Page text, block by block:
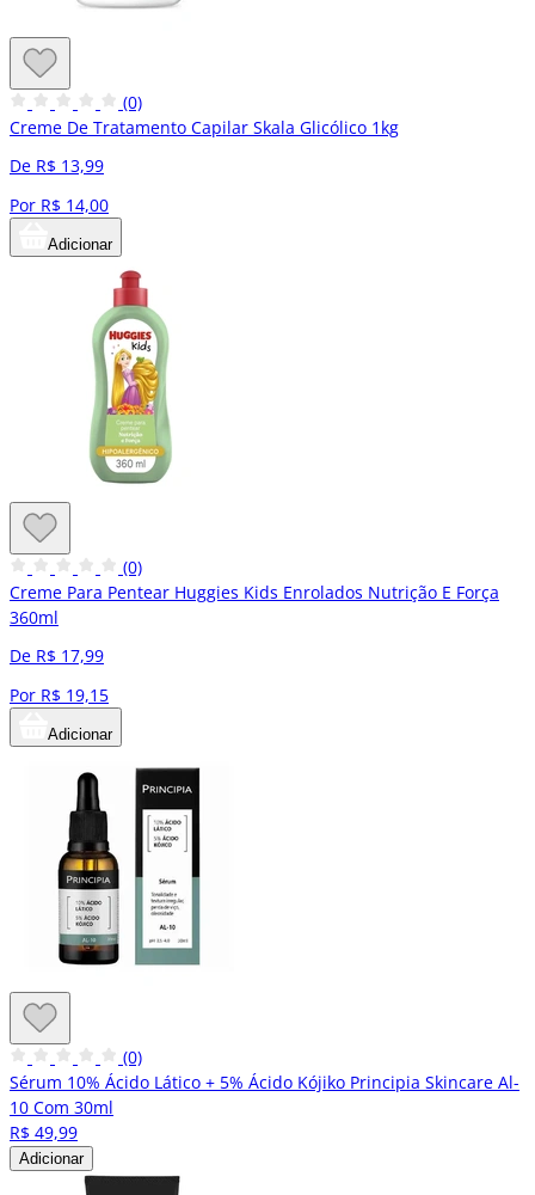
(0)
Creme De Tratamento Capilar Skala Glicólico 1kg
De R$ 13,99
Por R$ 14,00
Adicionar
(0)
Creme Para Pentear Huggies Kids Enrolados Nutrição E Força
360ml
De R$ 17,99
Por R$ 19,15
Adicionar
(0)
Sérum 10% Ácido Lático + 5% Ácido Kójiko Principia Skincare Al-
10 Com 30ml
R$ 49,99
Adicionar